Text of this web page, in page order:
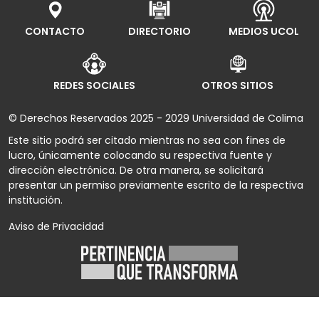
CONTACTO DIRECTORIO MEDIOS UCOL
REDES SOCIALES OTROS SITIOS
© Derechos Reservados 2025 - 2029 Universidad de Colima
Este sitio podrá ser citado mientras no sea con fines de
lucro, únicamente colocando su respectiva fuente y
dirección electrónica. De otra manera, se solicitará
presentar un permiso previamente escrito de la respectiva
institución.
Aviso de Privacidad